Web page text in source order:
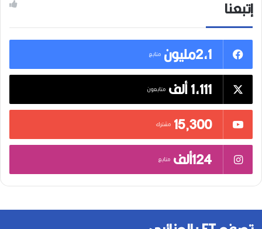
إتبعنا
2,1مليون
متابع
1,111 ألف متابعون
15٬300 مشترك
124ألف متابع